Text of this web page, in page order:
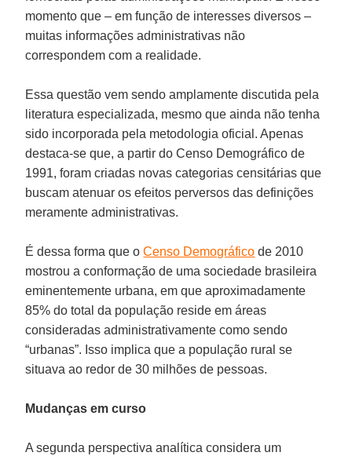
momento que – em função de interesses diversos –
muitas informações administrativas não
correspondem com a realidade.
Essa questão vem sendo amplamente discutida pela
literatura especializada, mesmo que ainda não tenha
sido incorporada pela metodologia oficial. Apenas
destaca-se que, a partir do Censo Demográfico de
1991, foram criadas novas categorias censitárias que
buscam atenuar os efeitos perversos das definições
meramente administrativas.
É dessa forma que oCenso Demográfico de 2010
mostrou a conformação de uma sociedade brasileira
eminentemente urbana, em que aproximadamente
85% do total da população reside em áreas
consideradas administrativamente como sendo
“urbanas”. Isso implica que a população rural se
situava ao redor de 30 milhões de pessoas.
Mudanças em curso
A segunda perspectiva analítica considera um